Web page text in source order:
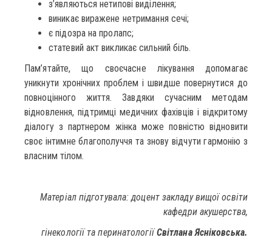
з’являються нетипові виділення;
виникає виражене нетримання сечі;
є підозра на пролапс;
статевий акт викликає сильний біль.
Пам’ятайте, що своєчасне лікування допомагає
уникнути хронічних проблем і швидше повернутися до
повноцінного життя. Завдяки сучасним методам
відновлення, підтримці медичних фахівців і відкритому
діалогу з партнером жінка може повністю відновити
своє інтимне благополуччя та знову відчути гармонію з
власним тілом.
Матеріал підготувала: доцент закладу вищої освіти
кафедри акушерства,
гінекології та перинатологіїСвітлана Ясніковська.